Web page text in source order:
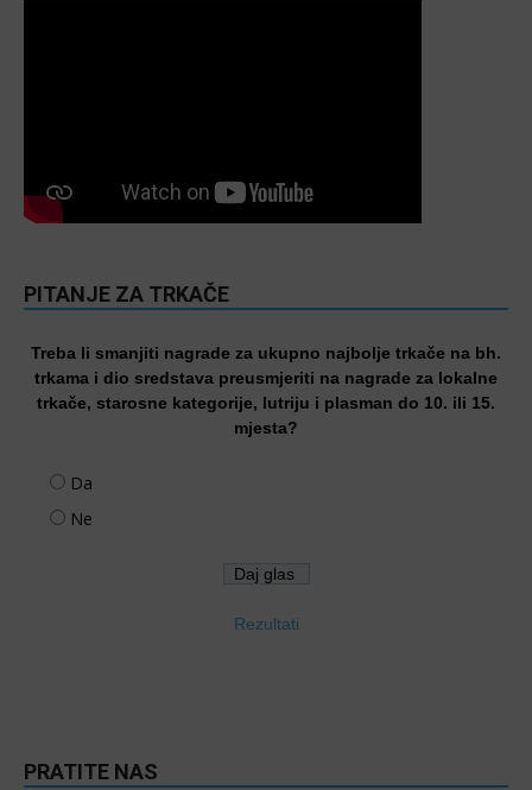
PITANJE ZA TRKAČE
Treba li smanjiti nagrade za ukupno najbolje trkače na bh.
trkama i dio sredstava preusmjeriti na nagrade za lokalne
trkače, starosne kategorije, lutriju i plasman do 10. ili 15.
mjesta?
Da
Ne
Rezultati
PRATITE NAS